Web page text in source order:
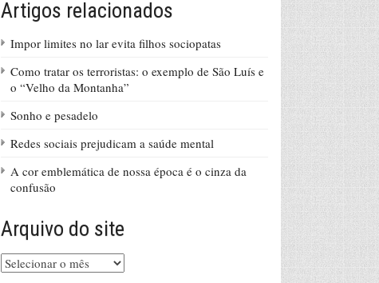
Artigos relacionados
Impor limites no lar evita filhos sociopatas
Como tratar os terroristas: o exemplo de São Luís e
o “Velho da Montanha”
Sonho e pesadelo
Redes sociais prejudicam a saúde mental
A cor emblemática de nossa época é o cinza da
confusão
Arquivo do site
Arquivo
do